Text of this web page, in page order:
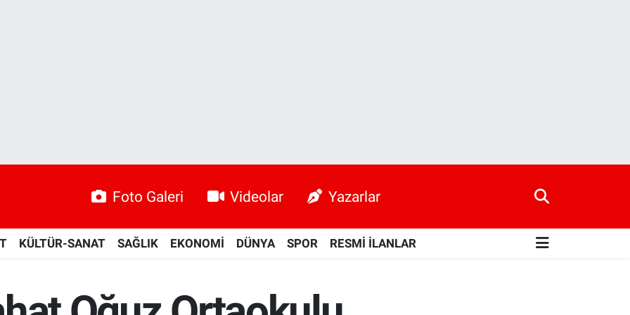
Foto Galeri Videolar Yazarlar
KÜLTÜR-SANAT SAĞLIK EKONOMİ DÜNYA SPOR RESMİ İLANLAR